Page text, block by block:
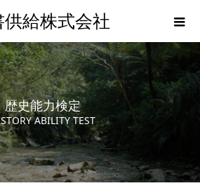
給株式会社
歴史能力検定
ABILITY TEST